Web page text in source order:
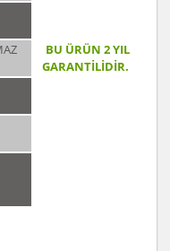
BU ÜRÜN 2 YIL
GARANTİLİDİR.